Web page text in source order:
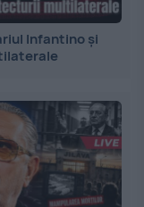
Infantino și